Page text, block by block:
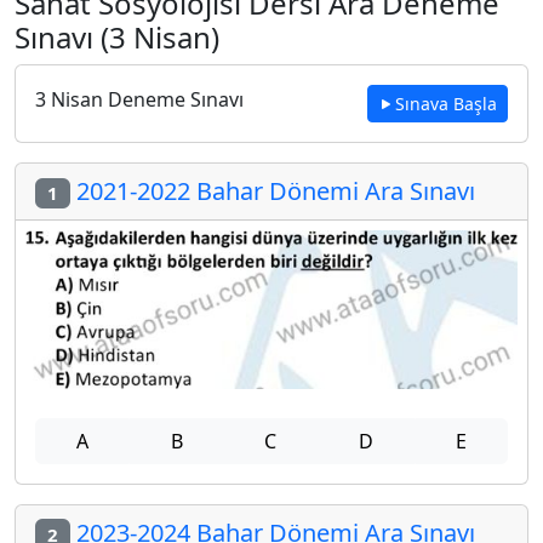
Sınavı (3 Nisan)
3 Nisan Deneme Sınavı Sınava Başla
1 2021-2022 Bahar Dönemi Ara Sınavı
A B C D E
2 2023-2024 Bahar Dönemi Ara Sınavı